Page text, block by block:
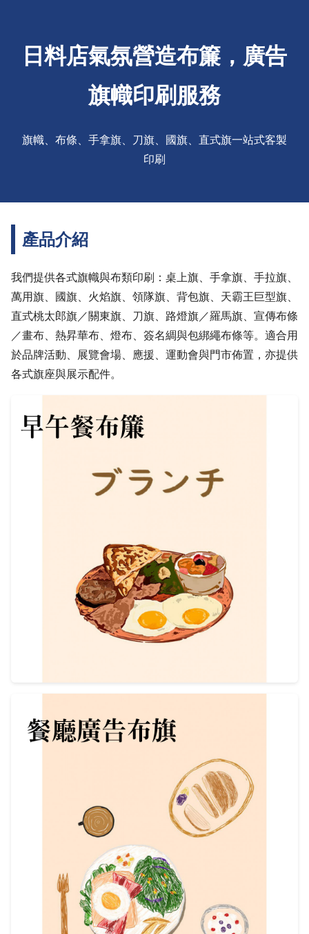
日料店氣氛營造布簾，廣告
旗幟印刷服務
旗幟、布條、手拿旗、刀旗、國旗、直式旗一站式客製
印刷
產品介紹
我們提供各式旗幟與布類印刷：桌上旗、手拿旗、手拉旗、
萬用旗、國旗、火焰旗、領隊旗、背包旗、天霸王巨型旗、
直式桃太郎旗／關東旗、刀旗、路燈旗／羅馬旗、宣傳布條
／畫布、熱昇華布、燈布、簽名綢與包綁繩布條等。適合用
於品牌活動、展覽會場、應援、運動會與門市佈置，亦提供
各式旗座與展示配件。